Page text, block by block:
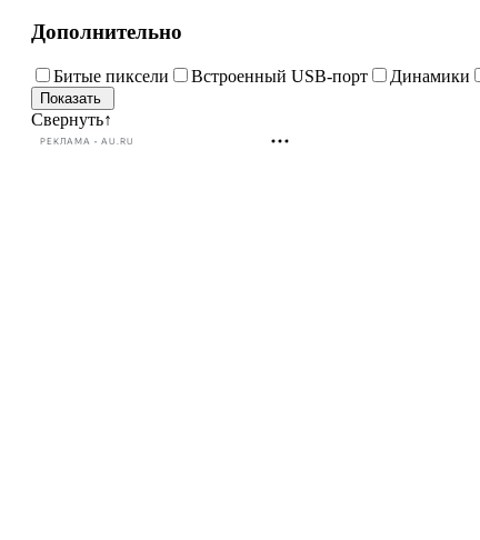
Дополнительно
Битые пиксели Встроенный USB-порт Динамики
Свернуть↑
РЕКЛАМА • AU.RU